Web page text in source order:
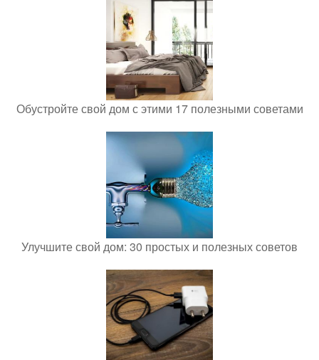
Обустройте свой дом с этими 17 полезными советами
Улучшите свой дом: 30 простых и полезных советов